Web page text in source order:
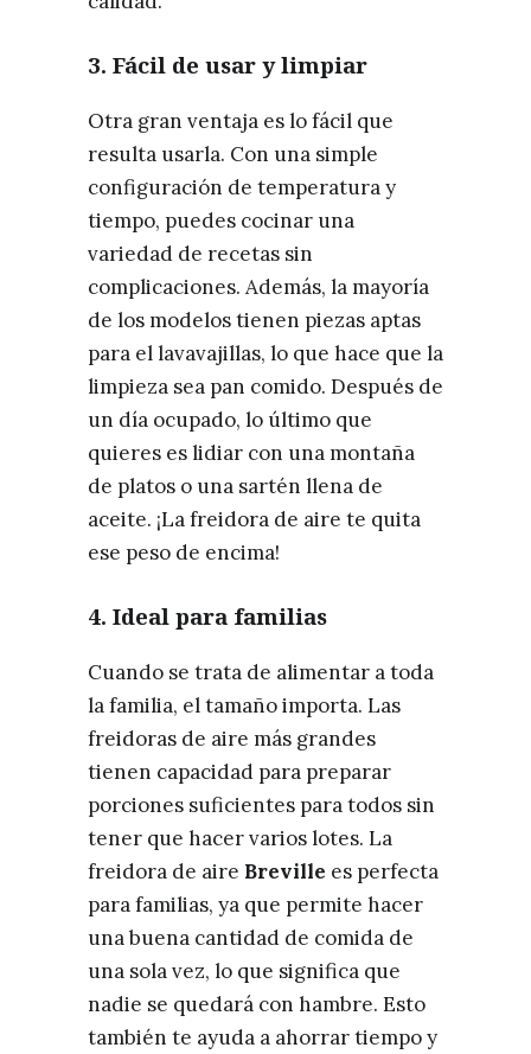
3. Fácil de usar y limpiar
Otra gran ventaja es lo fácil que
resulta usarla. Con una simple
configuración de temperatura y
tiempo, puedes cocinar una
variedad de recetas sin
complicaciones. Además, la mayoría
de los modelos tienen piezas aptas
para el lavavajillas, lo que hace que la
limpieza sea pan comido. Después de
un día ocupado, lo último que
quieres es lidiar con una montaña
de platos o una sartén llena de
aceite. ¡La freidora de aire te quita
ese peso de encima!
4. Ideal para familias
Cuando se trata de alimentar a toda
la familia, el tamaño importa. Las
freidoras de aire más grandes
tienen capacidad para preparar
porciones suficientes para todos sin
tener que hacer varios lotes. La
freidora de aire Breville es perfecta
para familias, ya que permite hacer
una buena cantidad de comida de
una sola vez, lo que significa que
nadie se quedará con hambre. Esto
también te ayuda a ahorrar tiempo y